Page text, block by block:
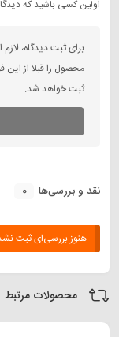
اولین کسی باشید که دیدگاهی
برای ثبت دیدگاه،
محصول را قبلا از این
ثبت خواهد شد.
نقد و بررسی‌ها 0
هنوز بررسی‌ای ثبت
محصولات مرتبط